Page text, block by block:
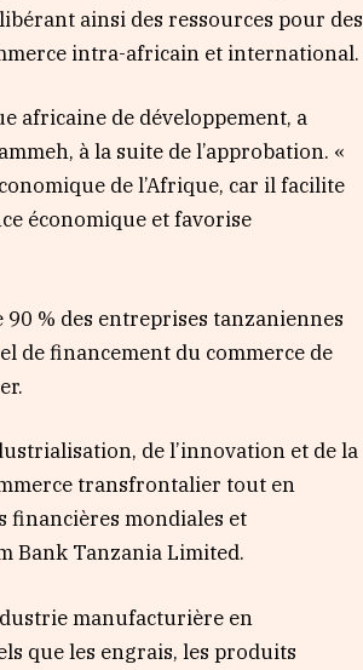
ainsi des ressources pour des
intra-africain et international.
africaine de développement, a
à la suite de l’approbation. «
de l’Afrique, car il facilite
économique et favorise
% des entreprises tanzaniennes
de financement du commerce de
de l’innovation et de la
transfrontalier tout en
financières mondiales et
Bank Tanzania Limited.
manufacturière en
que les engrais, les produits